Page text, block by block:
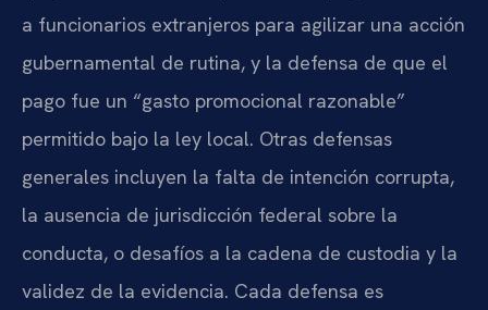
a funcionarios extranjeros para agilizar una acción
gubernamental de rutina, y la defensa de que el
pago fue un “gasto promocional razonable”
permitido bajo la ley local. Otras defensas
generales incluyen la falta de intención corrupta,
la ausencia de jurisdicción federal sobre la
conducta, o desafíos a la cadena de custodia y la
validez de la evidencia. Cada defensa es